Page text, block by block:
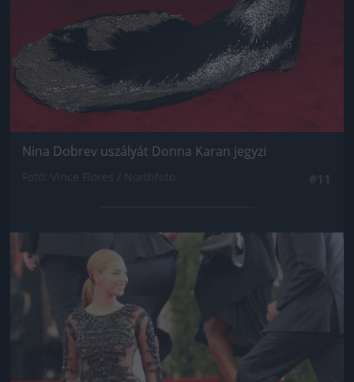
Nina Dobrev uszályát Donna Karan jegyzi
Jön még kép!